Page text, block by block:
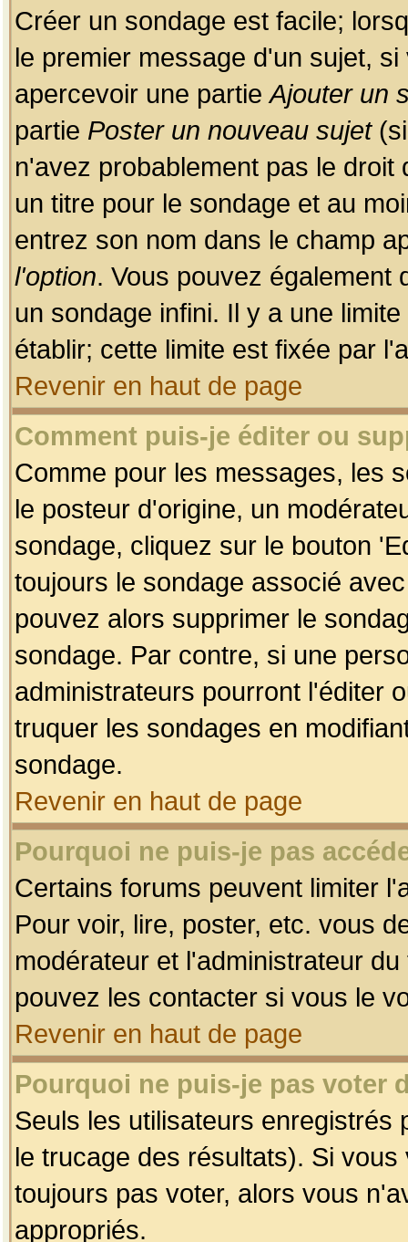
Créer un sondage est facile;
le premier message d'un sujet,
apercevoir une partieAjouter un
partie Poster un nouveau sujet(si
n'avez probablement pas le
un titre pour le sondage et au
entrez son nom dans le champ
l'option. Vous pouvez également
un sondage infini. Il y a une
établir; cette limite est fixée par
Revenir en haut de page
Comment puis-je éditer ou
Comme pour les messages, les
le posteur d'origine, un
sondage, cliquez sur le bouton
toujours le sondage associé
pouvez alors supprimer le
sondage. Par contre, si une
administrateurs pourront l'éditer
truquer les sondages en
sondage.
Revenir en haut de page
Pourquoi ne puis-je pas
Certains forums peuvent limiter
Pour voir, lire, poster, etc. vous
modérateur et l'administrateur
pouvez les contacter si vous le
Revenir en haut de page
Pourquoi ne puis-je pas voter
Seuls les utilisateurs enregistrés
le trucage des résultats). Si
toujours pas voter, alors vous
appropriés.